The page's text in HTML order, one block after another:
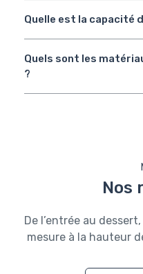
Quelle est la capacité
Quels sont les
?
Nos
De l’entrée au
mesure à la hauteur